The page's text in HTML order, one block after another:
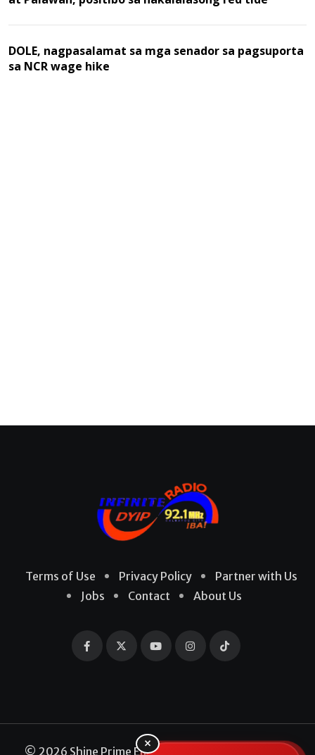
DOLE, nagpasalamat sa mga senador sa pagsuporta
sa NCR wage hike
Terms of Use Privacy Policy
Partner with Us
Jobs
Contact About Us
© 2026 Shine Prime Entertainment Production. All
×